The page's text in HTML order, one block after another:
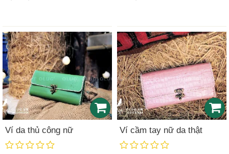
Ví da thủ công nữ Ví cầm tay nữ da thật